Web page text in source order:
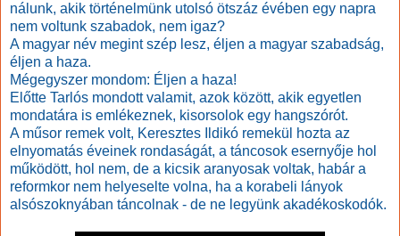
nálunk, akik történelmünk utolsó ötszáz évében egy napra
nem voltunk szabadok, nem igaz?
A magyar név megint szép lesz, éljen a magyar szabadság,
éljen a haza.
Mégegyszer mondom: Éljen a haza!
Előtte Tarlós mondott valamit, azok között, akik egyetlen
mondatára is emlékeznek, kisorsolok egy hangszórót.
A műsor remek volt, Keresztes Ildikó remekül hozta az
elnyomatás éveinek rondaságát, a táncosok esernyője hol
működött, hol nem, de a kicsik aranyosak voltak, habár a
reformkor nem helyeselte volna, ha a korabeli lányok
alsószoknyában táncolnak - de ne legyünk akadékoskodók.